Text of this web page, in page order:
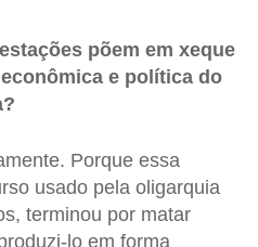
põem em xeque
e política do
Porque essa
usado pela oligarquia
terminou por matar
lo em forma